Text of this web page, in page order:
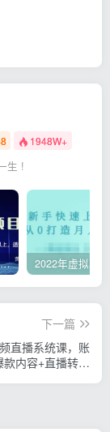
1948W+
生 !
微头条副业赚钱教程，项目单号单天做到50-100+收益
下一篇
直播系统课，账
款内容+直播转化